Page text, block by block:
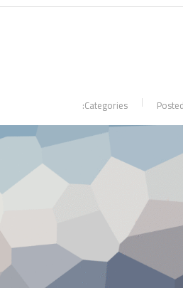
Categories: